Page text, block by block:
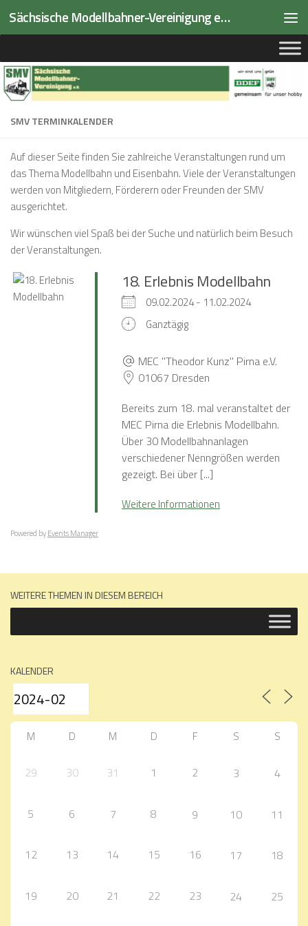
Zum Inhalt springen Sächsische Modellbahner-Vereinigung e.V.
SMV TERMINKALENDER
Auf dieser Seite finden Sie zahlreiche Veranstaltungen rund um
das Thema Modellbahn und Eisenbahn. Viele der Veranstaltungen
werden von Mitgliedern, Förderern oder Freunden der SMV
ausgerichtet.
Wir wünschen viel Spaß bei der Suche und natürlich beim Besuch
der Veranstaltungen.
18. Erlebnis Modellbahn
09.02.2024 - 11.02.2024
Ganztägig
MEC "Theodor Kunz" Pirna e.V.
01067 Dresden
Bereits zum 18. mal veranstaltet der
MEC Pirna die Erlebnis Modellbahn.
Über 30 Modellbahnanlagen
verschiedener Nenngrößen werden
gezeigt. Bei über [...]
Weitere Informationen
Powered byEvents Manager
WEITERE THEMEN IN DIESEM BEREICH
KALENDER
M D M D F S S
29 30 31 1 2 3 4
5 6 7 8 9 10 11
12 13 14 15 16 17 18
19 20 21 22 23 24 25